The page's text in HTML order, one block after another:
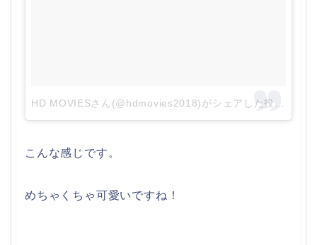
こんな感じです。
めちゃくちゃ可愛いですね！